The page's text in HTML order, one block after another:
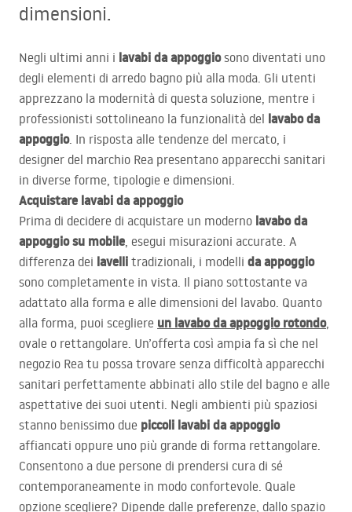
dimensioni.
Negli ultimi anni i lavabi da appoggiosono diventati uno
degli elementi di arredo bagno più alla moda. Gli utenti
apprezzano la modernità di questa soluzione, mentre i
professionisti sottolineano la funzionalità del lavabo da
appoggio. In risposta alle tendenze del mercato, i
designer del marchio Rea presentano apparecchi sanitari
in diverse forme, tipologie e dimensioni.
Acquistare lavabi da appoggio
Prima di decidere di acquistare un moderno lavabo da
appoggio su mobile, esegui misurazioni accurate. A
differenza dei lavelli tradizionali, i modelli da appoggio
sono completamente in vista. Il piano sottostante va
adattato alla forma e alle dimensioni del lavabo. Quanto
alla forma, puoi scegliere un lavabo da appoggio rotondo,
ovale o rettangolare. Un’offerta così ampia fa sì che nel
negozio Rea tu possa trovare senza difficoltà apparecchi
sanitari perfettamente abbinati allo stile del bagno e alle
aspettative dei suoi utenti. Negli ambienti più spaziosi
stanno benissimo due piccoli lavabi da appoggio
affiancati oppure uno più grande di forma rettangolare.
Consentono a due persone di prendersi cura di sé
contemporaneamente in modo confortevole. Quale
opzione scegliere? Dipende dalle preferenze, dallo spazio